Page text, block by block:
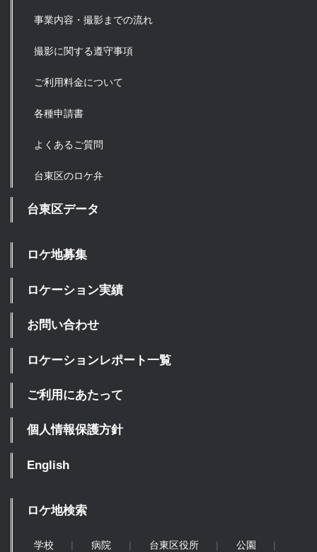
事業内容・撮影までの流れ
撮影に関する遵守事項
ご利用料金について
各種申請書
よくあるご質問
台東区のロケ弁
台東区データ
ロケ地募集
ロケーション実績
お問い合わせ
ロケーションレポート一覧
ご利用にあたって
個人情報保護方針
English
ロケ地検索
学校 病院 台東区役所 公園